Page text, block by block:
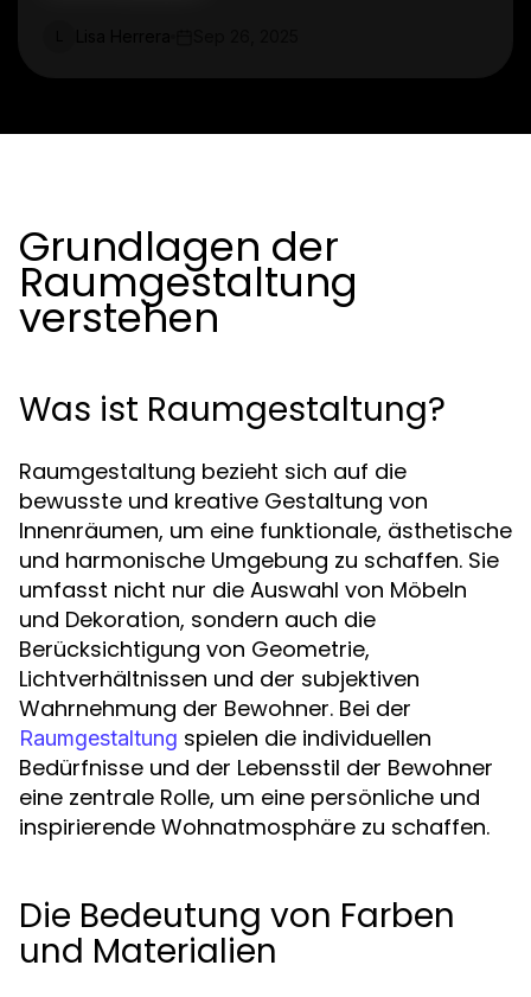
Grundlagen der
Raumgestaltung
verstehen
Was ist Raumgestaltung?
Raumgestaltung bezieht sich auf die
bewusste und kreative Gestaltung von
Innenräumen, um eine funktionale, ästhetische
und harmonische Umgebung zu schaffen. Sie
umfasst nicht nur die Auswahl von Möbeln
und Dekoration, sondern auch die
Berücksichtigung von Geometrie,
Lichtverhältnissen und der subjektiven
Wahrnehmung der Bewohner. Bei der
Raumgestaltung spielen die individuellen
Bedürfnisse und der Lebensstil der Bewohner
eine zentrale Rolle, um eine persönliche und
inspirierende Wohnatmosphäre zu schaffen.
Die Bedeutung von Farben
und Materialien